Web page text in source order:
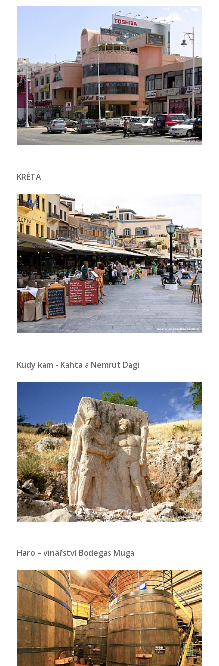
KRÉTA
Kudy kam - Kahta a Nemrut Dagi
Haro – vinařství Bodegas Muga